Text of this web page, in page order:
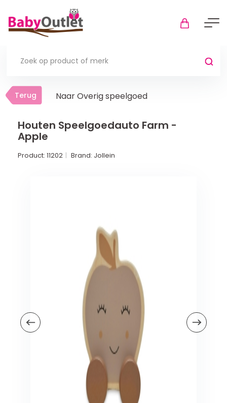
Terug
Thuis
Veiligheid in en om huis
Veiligheid buiten de deur
Kinderstoelen
Terug Naar Overig speelgoed
Houten Speelgoedauto Farm -
Apple
Product: 11202 Brand: Jollein